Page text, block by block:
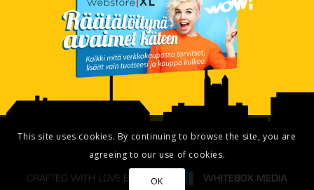
This site uses cookies. By continuing to browse the site, you are
agreeing to our use of cookies.
OK